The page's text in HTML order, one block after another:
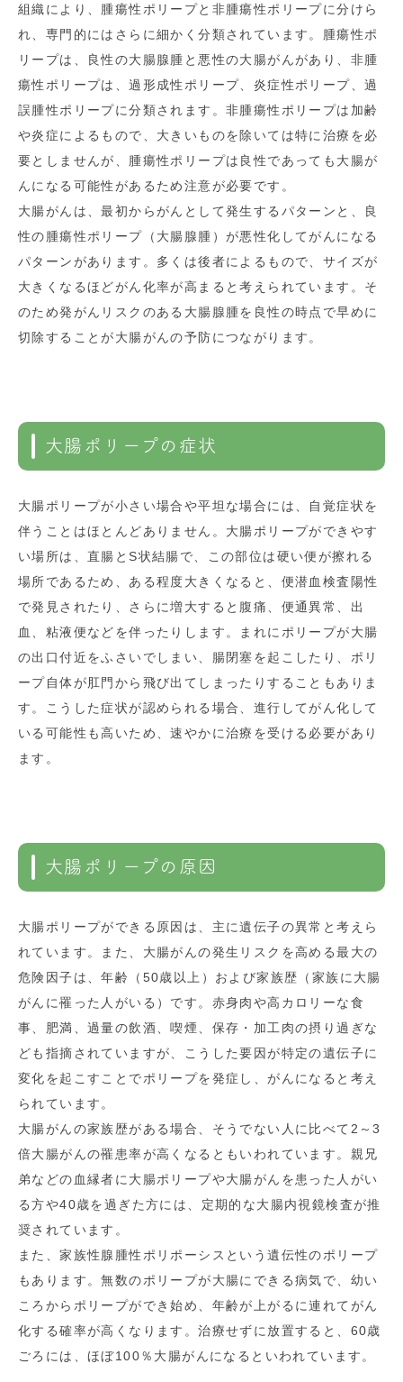
組織により、腫瘍性ポリープと非腫瘍性ポリープに分けら
れ、専門的にはさらに細かく分類されています。腫瘍性ポ
リープは、良性の大腸腺腫と悪性の大腸がんがあり、非腫
瘍性ポリープは、過形成性ポリープ、炎症性ポリープ、過
誤腫性ポリープに分類されます。非腫瘍性ポリープは加齢
や炎症によるもので、大きいものを除いては特に治療を必
要としませんが、腫瘍性ポリープは良性であっても大腸が
んになる可能性があるため注意が必要です。
大腸がんは、最初からがんとして発生するパターンと、良
性の腫瘍性ポリープ（大腸腺腫）が悪性化してがんになる
パターンがあります。多くは後者によるもので、サイズが
大きくなるほどがん化率が高まると考えられています。そ
のため発がんリスクのある大腸腺腫を良性の時点で早めに
切除することが大腸がんの予防につながります。
大腸ポリープの症状
大腸ポリープが小さい場合や平坦な場合には、自覚症状を
伴うことはほとんどありません。大腸ポリープができやす
い場所は、直腸とS状結腸で、この部位は硬い便が擦れる
場所であるため、ある程度大きくなると、便潜血検査陽性
で発見されたり、さらに増大すると腹痛、便通異常、出
血、粘液便などを伴ったりします。まれにポリープが大腸
の出口付近をふさいでしまい、腸閉塞を起こしたり、ポリ
ープ自体が肛門から飛び出てしまったりすることもありま
す。こうした症状が認められる場合、進行してがん化して
いる可能性も高いため、速やかに治療を受ける必要があり
ます。
大腸ポリープの原因
大腸ポリープができる原因は、主に遺伝子の異常と考えら
れています。また、大腸がんの発生リスクを高める最大の
危険因子は、年齢（50歳以上）および家族歴（家族に大腸
がんに罹った人がいる）です。赤身肉や高カロリーな食
事、肥満、過量の飲酒、喫煙、保存・加工肉の摂り過ぎな
ども指摘されていますが、こうした要因が特定の遺伝子に
変化を起こすことでポリープを発症し、がんになると考え
られています。
大腸がんの家族歴がある場合、そうでない人に比べて2～3
倍大腸がんの罹患率が高くなるともいわれています。親兄
弟などの血縁者に大腸ポリープや大腸がんを患った人がい
る方や40歳を過ぎた方には、定期的な大腸内視鏡検査が推
奨されています。
また、家族性腺腫性ポリポーシスという遺伝性のポリープ
もあります。無数のポリープが大腸にできる病気で、幼い
ころからポリープができ始め、年齢が上がるに連れてがん
化する確率が高くなります。治療せずに放置すると、60歳
ごろには、ほぼ100％大腸がんになるといわれています。